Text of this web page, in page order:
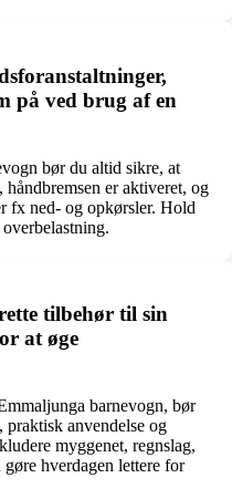
på ved brug af en
bør du altid sikre, at
er aktiveret, og
fx ned- og opkørsler. Hold
tilbehør til sin
at øge
barnevogn, bør
anvendelse og
myggenet, regnslag,
hverdagen lettere for